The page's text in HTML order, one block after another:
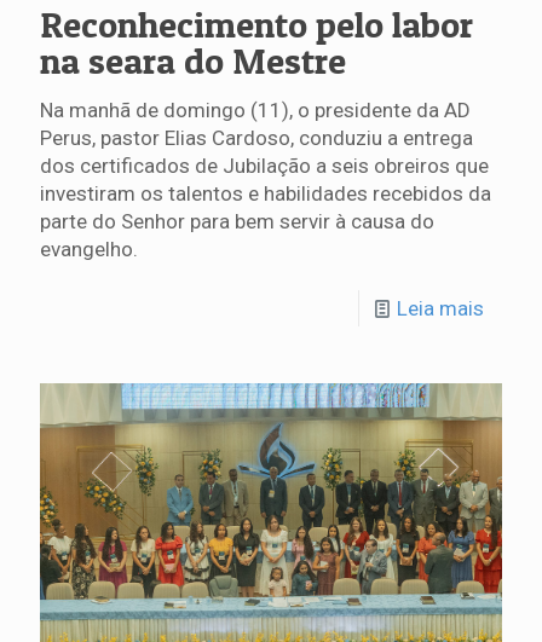
Reconhecimento pelo labor
na seara do Mestre
Na manhã de domingo (11), o presidente da AD
Perus, pastor Elias Cardoso, conduziu a entrega
dos certificados de Jubilação a seis obreiros que
investiram os talentos e habilidades recebidos da
parte do Senhor para bem servir à causa do
evangelho.
Leia mais